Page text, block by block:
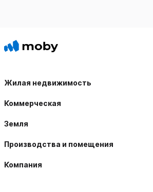
Жилая недвижимость
Коммерческая
Земля
Производства и помещения
Компания